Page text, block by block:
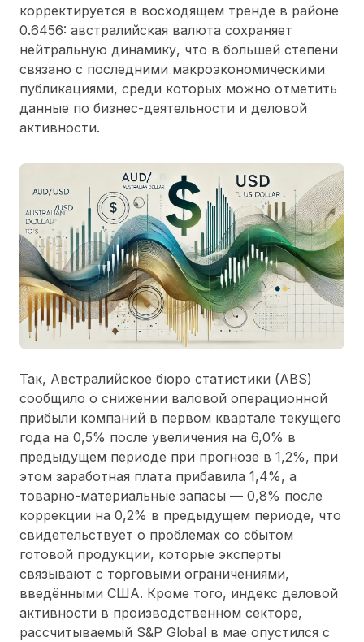
корректируется в восходящем тренде в районе
0.6456: австралийская валюта сохраняет
нейтральную динамику, что в большей степени
связано с последними макроэкономическими
публикациями, среди которых можно отметить
данные по бизнес-деятельности и деловой
активности.
Так, Австралийское бюро статистики (ABS)
сообщило о снижении валовой операционной
прибыли компаний в первом квартале текущего
года на 0,5% после увеличения на 6,0% в
предыдущем периоде при прогнозе в 1,2%, при
этом заработная плата прибавила 1,4%, а
товарно-материальные запасы — 0,8% после
коррекции на 0,2% в предыдущем периоде, что
свидетельствует о проблемах со сбытом
готовой продукции, которые эксперты
связывают с торговыми ограничениями,
введёнными США. Кроме того, индекс деловой
активности в производственном секторе,
рассчитываемый S&P Global в мае опустился с